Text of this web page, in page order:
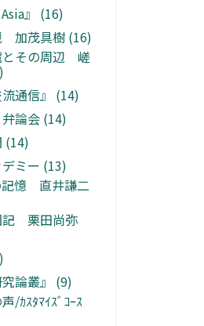
』 (16)
加茂具樹 (16)
とその周辺 嵯
流通信』 (14)
論会 (14)
(14)
ミー (13)
記憶 直井謙二
記 栗田尚弥
究論叢』 (9)
/ｶｽﾀﾏｲｽﾞｺｰｽ